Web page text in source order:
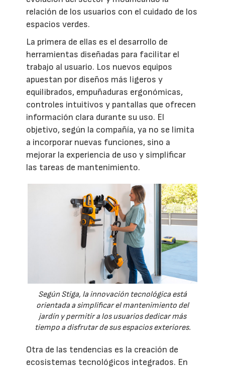
relación de los usuarios con el cuidado de los
espacios verdes.
La primera de ellas es el desarrollo de
herramientas diseñadas para facilitar el
trabajo al usuario. Los nuevos equipos
apuestan por diseños más ligeros y
equilibrados, empuñaduras ergonómicas,
controles intuitivos y pantallas que ofrecen
información clara durante su uso. El
objetivo, según la compañía, ya no se limita
a incorporar nuevas funciones, sino a
mejorar la experiencia de uso y simplificar
las tareas de mantenimiento.
Según Stiga, la innovación tecnológica está
orientada a simplificar el mantenimiento del
jardín y permitir a los usuarios dedicar más
tiempo a disfrutar de sus espacios exteriores.
Otra de las tendencias es la creación de
ecosistemas tecnológicos integrados. En